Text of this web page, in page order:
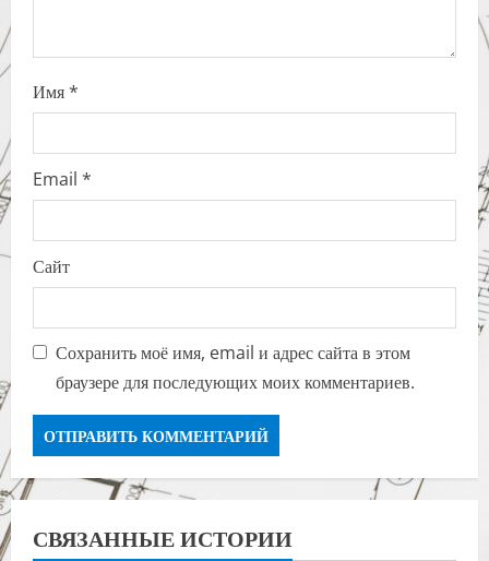
Имя*
Email *
Сайт
Сохранить моё имя, email и адрес сайта в этом
браузере для последующих моих комментариев.
СВЯЗАННЫЕ ИСТОРИИ